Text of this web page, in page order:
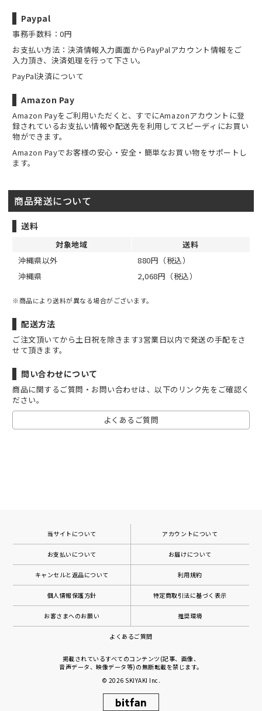
Paypal
事務手数料：0円
お支払い方法：決済情報入力画面からPayPalアカウント情報をご
入力頂き、決済処理を行って下さい。
PayPal決済について
Amazon Pay
Amazon Payをご利用いただくと、すでにAmazonアカウントに登
録されているお支払い情報や配送先を利用してスピーディにお買い
物ができます。
Amazon Payでお客様の安心・安全・簡単なお買い物をサポートし
ます。
商品発送について
送料
対象地域
送料
沖縄県以外
880円（税込）
沖縄県
2,068円（税込）
※商品により送料が異なる場合がございます。
配送方法
ご注文頂いてから土日祝を除きます3営業日以内で発送の手配をさ
せて頂きます。
問い合わせについて
商品に関するご質問・お問い合わせは、以下のリンク先をご確認く
ださい。
よくあるご質問
当サイトについて アカウントについて
お支払いについて お届けについて
キャンセルと返品について 利用規約
個人情報保護方針 特定商取引法に基づく表示
お客さまへのお願い 推奨環境
よくあるご質問
掲載されているすべてのコンテンツ(記事、画像、
音声データ、映像データ等)の無断転載を禁じます。
© 2026 SKIYAKI Inc.